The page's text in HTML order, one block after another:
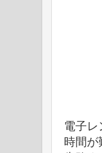
電子
時間が